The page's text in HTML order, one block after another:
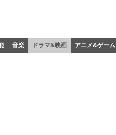
音楽 ドラマ&映画 アニメ&ゲーム